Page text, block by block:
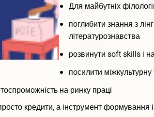
Для майбутніх
поглибити знання з
літературознавства
розвинути soft skills і
посилити
на ринку праці
кредити, а інструмент формування